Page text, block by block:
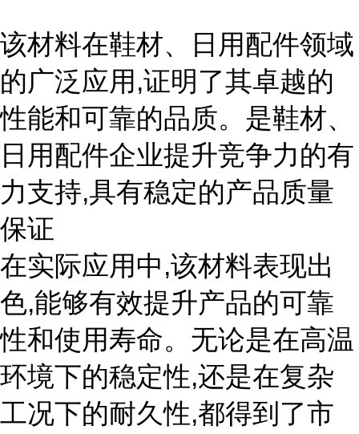
该材料在鞋材、日用配件领域
的广泛应用,证明了其卓越的
性能和可靠的品质。是鞋材、
日用配件企业提升竞争力的有
力支持,具有稳定的产品质量
保证
在实际应用中,该材料表现出
色,能够有效提升产品的可靠
性和使用寿命。无论是在高温
环境下的稳定性,还是在复杂
工况下的耐久性,都得到了市